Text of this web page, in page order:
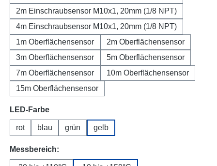
2m Einschraubsensor M10x1, 20mm (1/8 NPT)
4m Einschraubsensor M10x1, 20mm (1/8 NPT)
1m Oberflächensensor
2m Oberflächensensor
3m Oberflächensensor
5m Oberflächensensor
7m Oberflächensensor
10m Oberflächensensor
15m Oberflächensensor
LED-Farbeauswählen
rot blau grün gelb
Messbereich: